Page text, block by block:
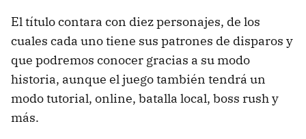
El título contara con diez personajes, de los
cuales cada uno tiene sus patrones de disparos y
que podremos conocer gracias a su modo
historia, aunque el juego también tendrá un
modo tutorial, online, batalla local, boss rush y
más.